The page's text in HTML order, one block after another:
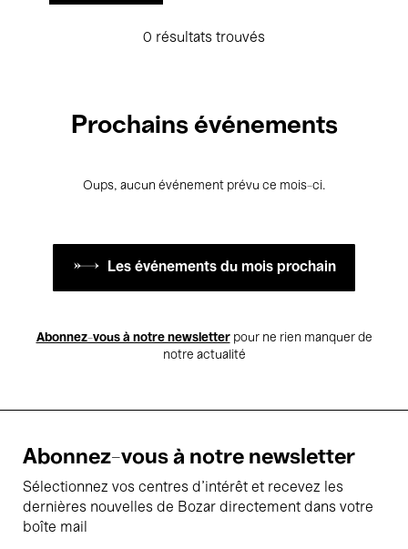
0 résultats trouvés
Prochains événements
Oups, aucun événement prévu ce mois-ci.
Les événements du mois prochain
Abonnez-vous à notre newsletterpour ne rien manquer de
notre actualité
Abonnez-vous à notre newsletter
Sélectionnez vos centres d'intérêt et recevez les
dernières nouvelles de Bozar directement dans votre
boîte mail